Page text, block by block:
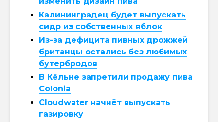
Калининградец будет выпускать
сидр из собственных яблок
Из-за дефицита пивных дрожжей
британцы остались без любимых
бутербродов
В Кёльне запретили продажу пива
Colonia
Cloudwater начнёт выпускать
газировку